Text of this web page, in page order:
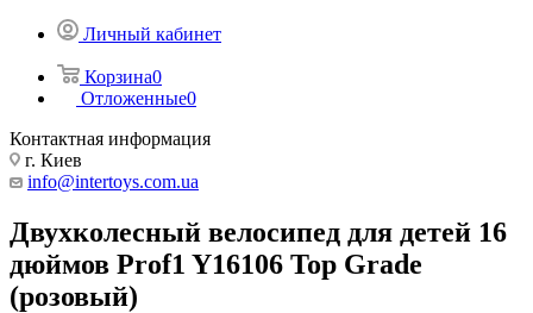
Личный кабинет
Корзина0
Отложенные0
Контактная информация
г. Киев
info@intertoys.com.ua
Двухколесный велосипед для детей 16
дюймов Prof1 Y16106 Top Grade
(розовый)